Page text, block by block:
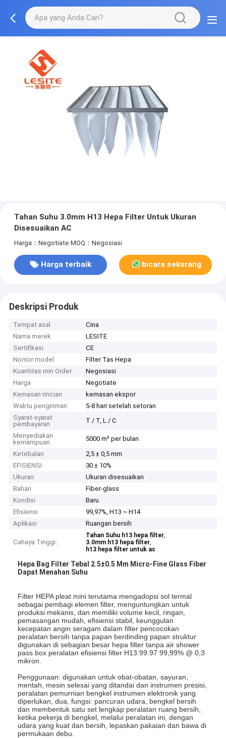
Tahan Suhu 3.0mm H13 Hepa Filter Untuk Ukuran
Disesuaikan AC
Harga：Negotiate MOQ：Negosiasi
Harga terbaik bicara sekarang
Deskripsi Produk
Tempat asal
Cina
Nama merek
LESITE
Sertifikasi
CE
Nomor model
Filter Tas Hepa
Kuantitas min Order
Negosiasi
Harga
Negotiate
Kemasan rincian
kemasan ekspor
Waktu pengiriman
5-8 hari setelah setoran
Syarat-syarat
pembayaran
T / T, L / C
Menyediakan
kemampuan
5000 m² per bulan
Ketebalan
2,5 ± 0,5 mm
EFISIENSI
30 ± 10%
Ukuran
Ukuran disesuaikan
Bahan
Fiber-glass
Kondisi
Baru
Efisiensi
99,97%, H13 ~ H14
Aplikasi
Ruangan bersih
Cahaya Tinggi:
Tahan Suhu h13 hepa filter,
3.0mm h13 hepa filter,
h13 hepa filter untuk ac
Hepa Bag Filter Tebal 2.5±0.5 Mm Micro-Fine Glass Fiber
Dapat Menahan Suhu
Filter HEPA pleat mini terutama mengadopsi sol termal
sebagai pembagi elemen filter, menguntungkan untuk
produksi mekanis, dan memiliki volume kecil, ringan,
pemasangan mudah, efisiensi stabil, keunggulan
kecepatan angin seragam dalam filter pencocokan
peralatan bersih tanpa papan berdinding papan struktur
digunakan di sebagian besar hepa filter tanpa air shower
pass box peralatan efisiensi filter H13:99.97 99,99% @ 0,3
mikron.
Penggunaan: digunakan untuk obat-obatan, sayuran,
mentah, mesin selesai yang ditandai dan instrumen presisi,
peralatan pemurnian bengkel instrumen elektronik yang
diperlukan, dua, fungsi: pancuran udara, bengkel bersih
dan membentuk satu set lengkap peralatan ruang bersih,
ketika pekerja di bengkel, melalui peralatan ini, dengan
udara yang kuat dan bersih, lepaskan pakaian dan bawa di
permukaan debu.